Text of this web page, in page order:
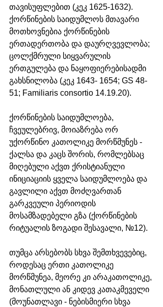
თავისუფლებით (კეკ 1625-1632).
ქორწინების საიდუმლოს მთავარი
მოთხოვნებია ქორწინების
ერთადერთობა და დაურღვევლობა;
ცოლქმრული სიყვარულის
ერთგულება და ნაყოფიერებისადმი
გახსნილობა (კეკ 1643- 1654; GS 48-
51; Familiaris consortio 14.19.20).
ქორწინების საიდუმლოება,
ჩვეულებრივ, მოიაზრება ორ
უქორწინო კათოლიკე მორწმუნეს -
ქალსა და კაცს შორის, რომლებსაც
მიღებული აქვთ ქრისტიანული
ინიციაციის ყველა საიდუმლოება და
გავლილი აქვთ მოძღვართან
გარკვეული პერიოდის
მოსამზადებელი გზა (ქორწინების
რიტუალის ზოგადი შესავალი, №12).
თუმცა არსებობს სხვა შემთხვევებიც,
როდესაც ერთი კათოლიკე
მორწმუნეა, მეორე კი არაკათოლიკე,
მონათლული ან კიდევ კათაკმეველი
(მოუნათლავი - ნებისმიერი სხვა